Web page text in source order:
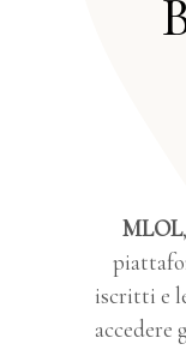
MLOL,
iscritti e
accedere